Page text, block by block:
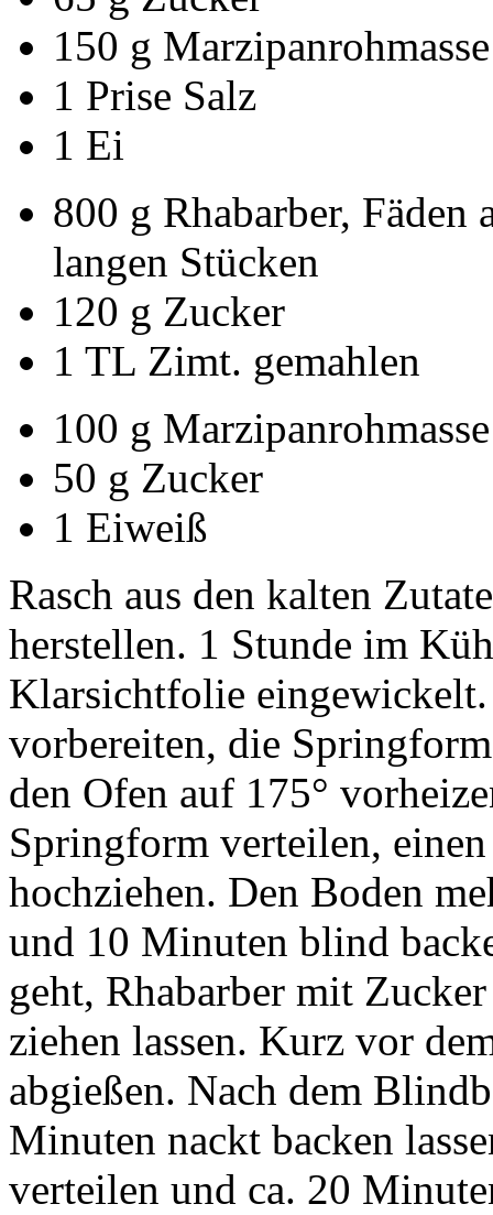
150 g Marzipanrohmasse
1 Prise Salz
1 Ei
800 g Rhabarber, Fäden
langen Stücken
120 g Zucker
1 TL Zimt. gemahlen
100 g Marzipanrohmasse
50 g Zucker
1 Eiweiß
Rasch aus den kalten
herstellen. 1 Stunde im
Klarsichtfolie
vorbereiten, die
den Ofen auf 175°
Springform verteilen,
hochziehen. Den Boden
und 10 Minuten blind
geht, Rhabarber mit
ziehen lassen. Kurz vor
abgießen. Nach dem
Minuten nackt backen
verteilen und ca. 20